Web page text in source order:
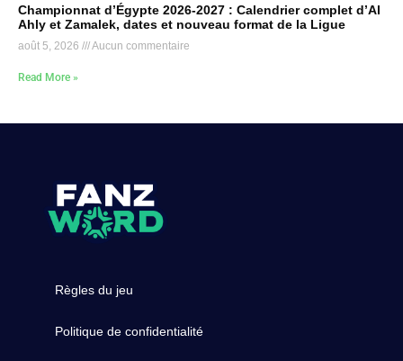
Championnat d’Égypte 2026-2027 : Calendrier complet d’Al
Ahly et Zamalek, dates et nouveau format de la Ligue
août 5, 2026 Aucun commentaire
Read More »
Règles du jeu
Politique de confidentialité